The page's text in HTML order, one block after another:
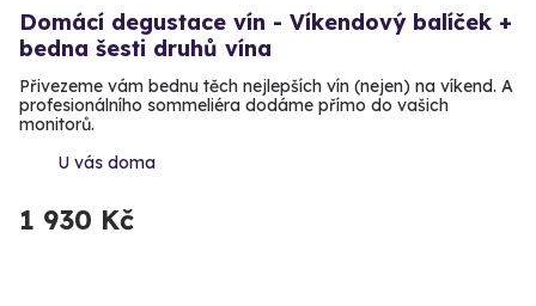
Domácí degustace vín - Víkendový balíček +
bedna šesti druhů vína
Přivezeme vám bednu těch nejlepších vín (nejen) na víkend. A
profesionálního sommeliéra dodáme přímo do vašich
monitorů.
U vás doma
1 930 Kč